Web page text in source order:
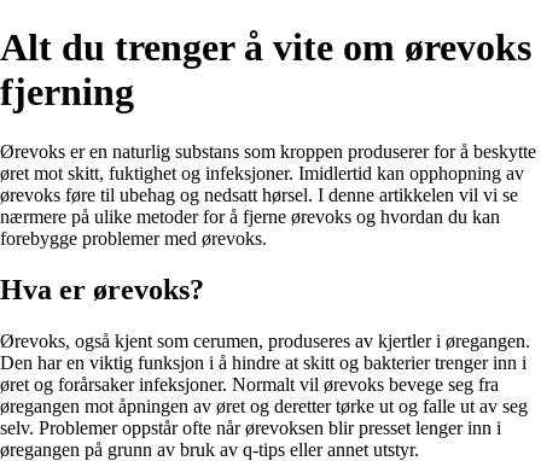
Alt du trenger å vite om ørevoks
fjerning
Ørevoks er en naturlig substans som kroppen produserer for å beskytte
øret mot skitt, fuktighet og infeksjoner. Imidlertid kan opphopning av
ørevoks føre til ubehag og nedsatt hørsel. I denne artikkelen vil vi se
nærmere på ulike metoder for å fjerne ørevoks og hvordan du kan
forebygge problemer med ørevoks.
Hva er ørevoks?
Ørevoks, også kjent som cerumen, produseres av kjertler i øregangen.
Den har en viktig funksjon i å hindre at skitt og bakterier trenger inn i
øret og forårsaker infeksjoner. Normalt vil ørevoks bevege seg fra
øregangen mot åpningen av øret og deretter tørke ut og falle ut av seg
selv. Problemer oppstår ofte når ørevoksen blir presset lenger inn i
øregangen på grunn av bruk av q-tips eller annet utstyr.